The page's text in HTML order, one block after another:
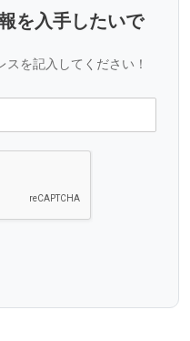
を入手したいで
を記入してください！